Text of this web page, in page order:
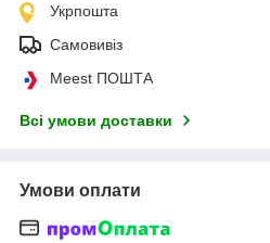
Укрпошта
Самовивіз
Meest ПОШТА
Всі умови доставки
Умови оплати